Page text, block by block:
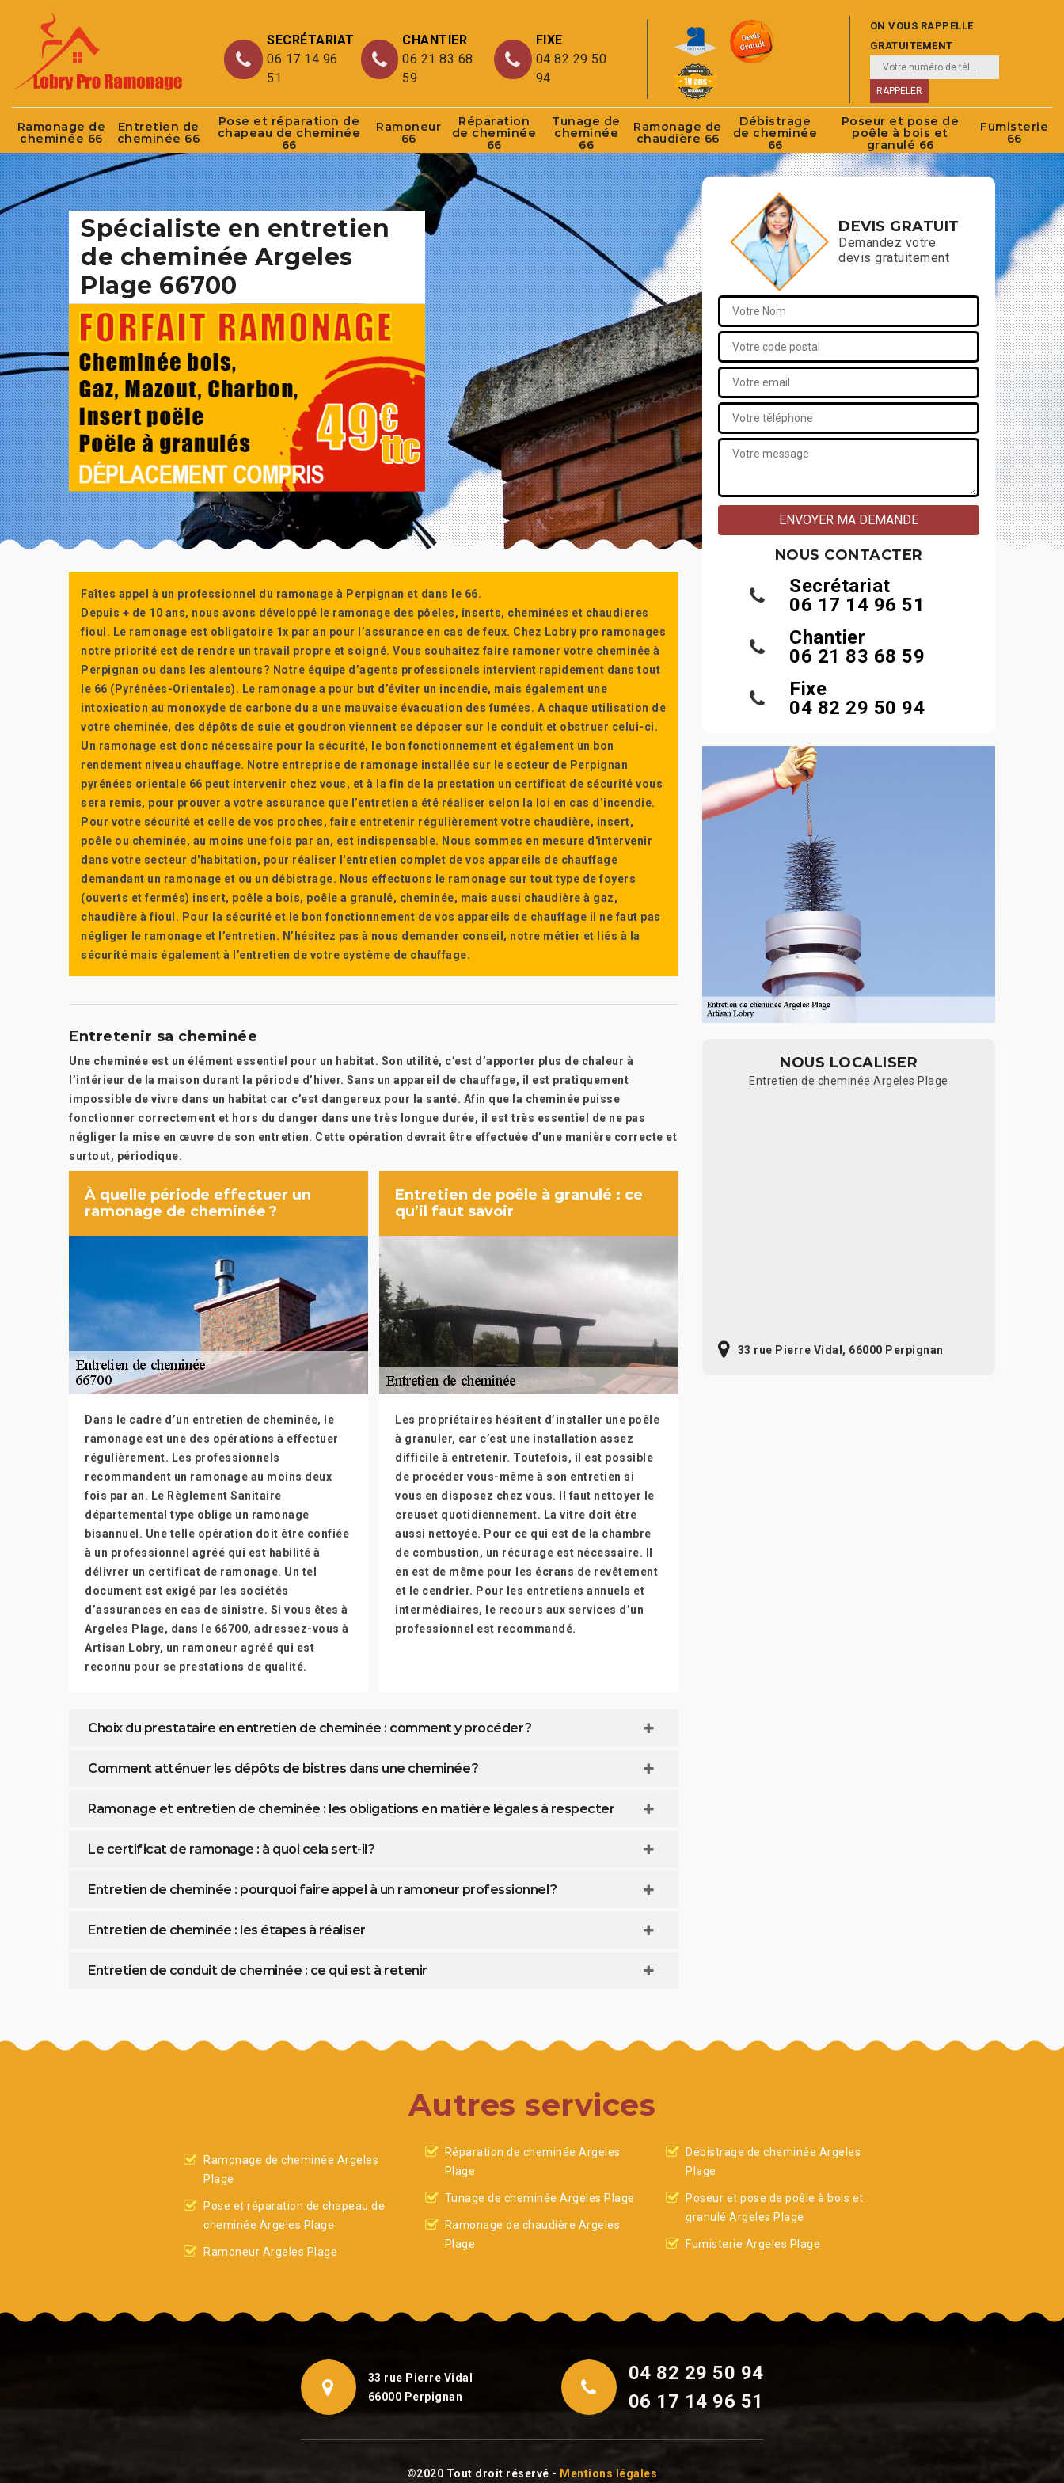
SECRÉTARIAT
06 17 14 96
51
CHANTIER
06 21 83 68
59
FIXE
04 82 29 50
94
ON VOUS RAPPELLE
GRATUITEMENT
Ramonage de
cheminée 66
Entretien de
cheminée 66
Pose et réparation de
chapeau de cheminée
66
Ramoneur
66
Réparation
de cheminée
66
Tunage de
cheminée
66
Ramonage de
chaudière 66
Débistrage
de cheminée
66
Poseur et pose de
poêle à bois et
granulé 66
Fumisterie
66
Spécialiste en entretien
de cheminée Argeles
Plage 66700
Faîtes appel à un professionnel du ramonage à Perpignan et dans le 66.
Depuis + de 10 ans, nous avons développé le ramonage des pôeles, inserts, cheminées et chaudieres
fioul. Le ramonage est obligatoire 1x par an pour l’assurance en cas de feux. Chez Lobry pro ramonages
notre priorité est de rendre un travail propre et soigné. Vous souhaitez faire ramoner votre cheminée à
Perpignan ou dans les alentours? Notre équipe d’agents professionels intervient rapidement dans tout
le 66 (Pyrénées-Orientales). Le ramonage a pour but d’éviter un incendie, mais également une
intoxication au monoxyde de carbone du a une mauvaise évacuation des fumées. A chaque utilisation de
votre cheminée, des dépôts de suie et goudron viennent se déposer sur le conduit et obstruer celui-ci.
Un ramonage est donc nécessaire pour la sécurité, le bon fonctionnement et également un bon
rendement niveau chauffage. Notre entreprise de ramonage installée sur le secteur de Perpignan
pyrénées orientale 66 peut intervenir chez vous, et à la fin de la prestation un certificat de sécurité vous
sera remis, pour prouver a votre assurance que l’entretien a été réaliser selon la loi en cas d’incendie.
Pour votre sécurité et celle de vos proches, faire entretenir régulièrement votre chaudière, insert,
poêle ou cheminée, au moins une fois par an, est indispensable. Nous sommes en mesure d'intervenir
dans votre secteur d'habitation, pour réaliser l'entretien complet de vos appareils de chauffage
demandant un ramonage et ou un débistrage. Nous effectuons le ramonage sur tout type de foyers
(ouverts et fermés) insert, poêle a bois, poêle a granulé, cheminée, mais aussi chaudière à gaz,
chaudière à fioul. Pour la sécurité et le bon fonctionnement de vos appareils de chauffage il ne faut pas
négliger le ramonage et l’entretien. N’hésitez pas à nous demander conseil, notre métier et liés à la
sécurité mais également à l’entretien de votre système de chauffage.
Entretenir sa cheminée
Une cheminée est un élément essentiel pour un habitat. Son utilité, c’est d’apporter plus de chaleur à
l’intérieur de la maison durant la période d’hiver. Sans un appareil de chauffage, il est pratiquement
impossible de vivre dans un habitat car c’est dangereux pour la santé. Afin que la cheminée puisse
fonctionner correctement et hors du danger dans une très longue durée, il est très essentiel de ne pas
négliger la mise en œuvre de son entretien. Cette opération devrait être effectuée d’une manière correcte et
surtout, périodique.
À quelle période effectuer un
ramonage de cheminée ?
Dans le cadre d’un entretien de cheminée, le
ramonage est une des opérations à effectuer
régulièrement. Les professionnels
recommandent un ramonage au moins deux
fois par an. Le Règlement Sanitaire
départemental type oblige un ramonage
bisannuel. Une telle opération doit être confiée
à un professionnel agréé qui est habilité à
délivrer un certificat de ramonage. Un tel
document est exigé par les sociétés
d’assurances en cas de sinistre. Si vous êtes à
Argeles Plage, dans le 66700, adressez-vous à
Artisan Lobry, un ramoneur agréé qui est
reconnu pour se prestations de qualité.
Entretien de poêle à granulé : ce
qu’il faut savoir
Les propriétaires hésitent d’installer une poêle
à granuler, car c’est une installation assez
difficile à entretenir. Toutefois, il est possible
de procéder vous-même à son entretien si
vous en disposez chez vous. Il faut nettoyer le
creuset quotidiennement. La vitre doit être
aussi nettoyée. Pour ce qui est de la chambre
de combustion, un récurage est nécessaire. Il
en est de même pour les écrans de revêtement
et le cendrier. Pour les entretiens annuels et
intermédiaires, le recours aux services d’un
professionnel est recommandé.
Choix du prestataire en entretien de cheminée : comment y procéder ?
Comment atténuer les dépôts de bistres dans une cheminée ?
Ramonage et entretien de cheminée : les obligations en matière légales à respecter
Le certificat de ramonage : à quoi cela sert-il ?
Entretien de cheminée : pourquoi faire appel à un ramoneur professionnel ?
Entretien de cheminée : les étapes à réaliser
Entretien de conduit de cheminée : ce qui est à retenir
DEVIS GRATUIT
Demandez votre
devis gratuitement
NOUS CONTACTER
Secrétariat
06 17 14 96 51
Chantier
06 21 83 68 59
Fixe
04 82 29 50 94
NOUS LOCALISER
Entretien de cheminée Argeles Plage
33 rue Pierre Vidal, 66000 Perpignan
Autres services
Ramonage de cheminée Argeles
Plage
Pose et réparation de chapeau de
cheminée Argeles Plage
Ramoneur Argeles Plage
Réparation de cheminée Argeles
Plage
Tunage de cheminée Argeles Plage
Ramonage de chaudière Argeles
Plage
Débistrage de cheminée Argeles
Plage
Poseur et pose de poêle à bois et
granulé Argeles Plage
Fumisterie Argeles Plage
33 rue Pierre Vidal
66000 Perpignan
04 82 29 50 94
06 17 14 96 51
©2020 Tout droit réservé - Mentions légales